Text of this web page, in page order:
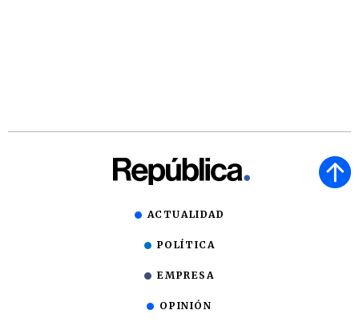
ACTUALIDAD
POLÍTICA
EMPRESA
OPINIÓN